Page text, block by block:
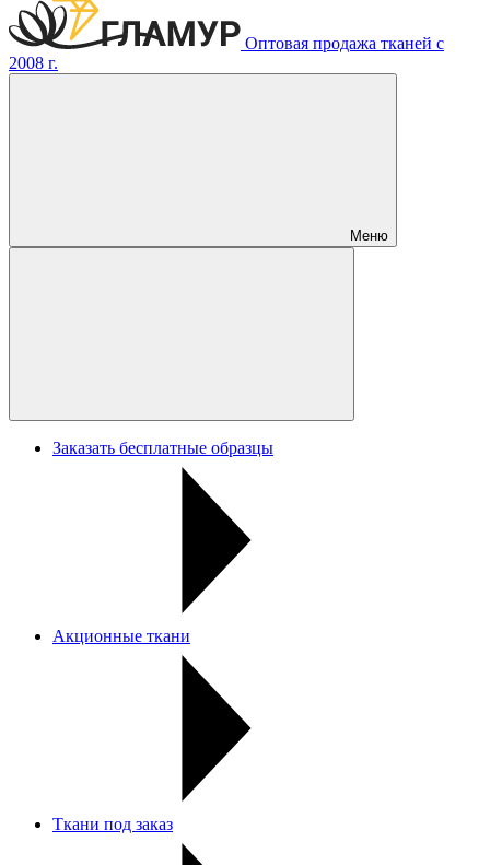
Оптовая продажа тканей с
2008 г.
Меню
Заказать бесплатные образцы
Акционные ткани
Ткани под заказ